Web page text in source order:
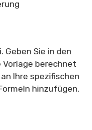
Geben Sie in den
Vorlage berechnet
Ihre spezifischen
hinzufügen.